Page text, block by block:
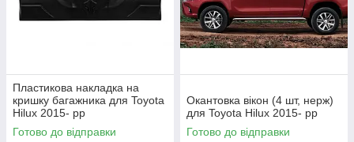
Пластикова накладка на
кришку багажника для Toyota
Hilux 2015- рр
Готово до відправки
Окантовка вікон (4 шт, нерж)
для Toyota Hilux 2015- рр
Готово до відправки